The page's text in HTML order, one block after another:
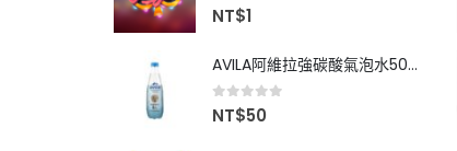
0 out of 5
NT$1
AVILA阿維拉強碳酸氣泡水500ml
0 out of 5
NT$50